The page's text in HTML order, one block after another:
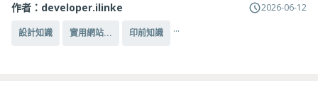
作者： developer.ilinke 2026-06-12
設計知識 實用網站... 印前知識 ...